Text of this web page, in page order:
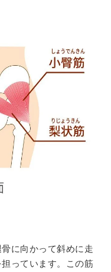
に向かって斜めに走
っています。この筋